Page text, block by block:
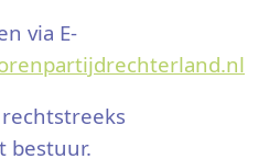
via E-
bestuur.